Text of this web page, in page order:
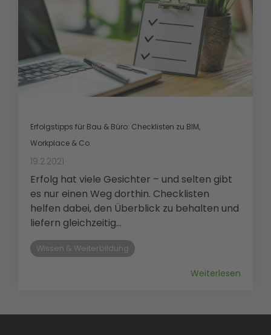
Erfolgstipps für Bau & Büro: Checklisten zu BIM,
Workplace & Co.
19.2.2021
Erfolg hat viele Gesichter – und selten gibt
es nur einen Weg dorthin. Checklisten
helfen dabei, den Überblick zu behalten und
liefern gleichzeitig...
Wissen & Weiterbildung
Weiterlesen